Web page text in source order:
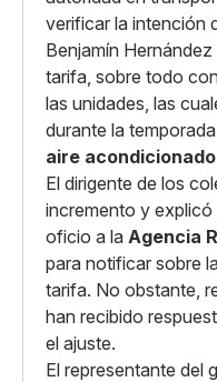
verificar la intención
Benjamín
tarifa, sobre todo
las unidades, las
durante la
aire acondicionado
El dirigente de los
incremento y
oficio a la Agencia
para notificar sobre
tarifa. No obstante,
han recibido
el ajuste.
El representante del